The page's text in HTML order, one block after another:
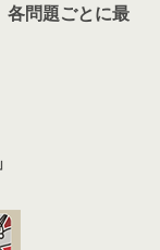
各問題ごとに最